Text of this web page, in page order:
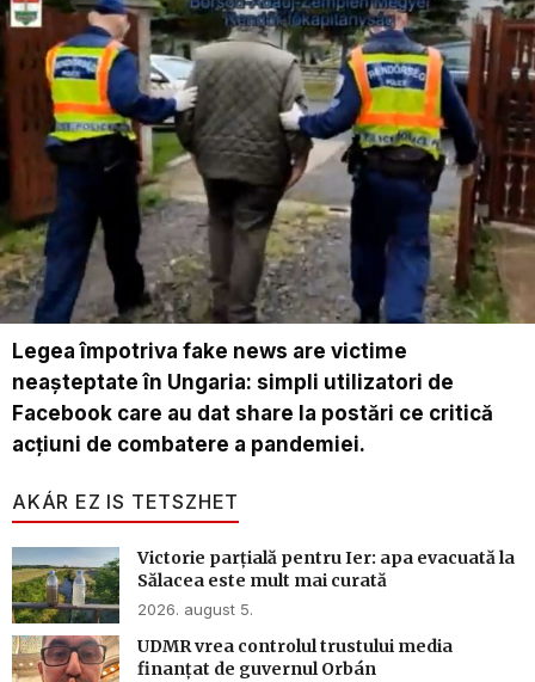
Legea împotriva fake news are victime
neaşteptate în Ungaria: simpli utilizatori de
Facebook care au dat share la postări ce critică
acţiuni de combatere a pandemiei.
AKÁR EZ IS TETSZHET
Victorie parțială pentru Ier: apa evacuată la
Sălacea este mult mai curată
2026. august 5.
UDMR vrea controlul trustului media
finanțat de guvernul Orbán